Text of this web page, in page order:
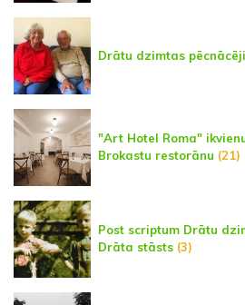
Drātu dzimtas
"Art Hotel Roma"
Brokastu restorānu (21)
Post scriptum Drātu
Drāta stāsts (3)